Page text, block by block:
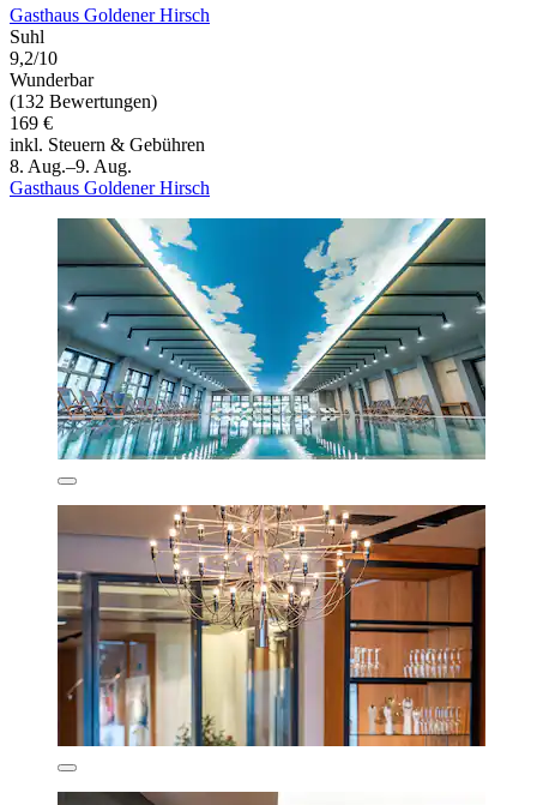
Gasthaus Goldener Hirsch
Suhl
9,2/10
Wunderbar
(132 Bewertungen)
169 €
inkl. Steuern & Gebühren
8. Aug.–9. Aug.
Gasthaus Goldener Hirsch